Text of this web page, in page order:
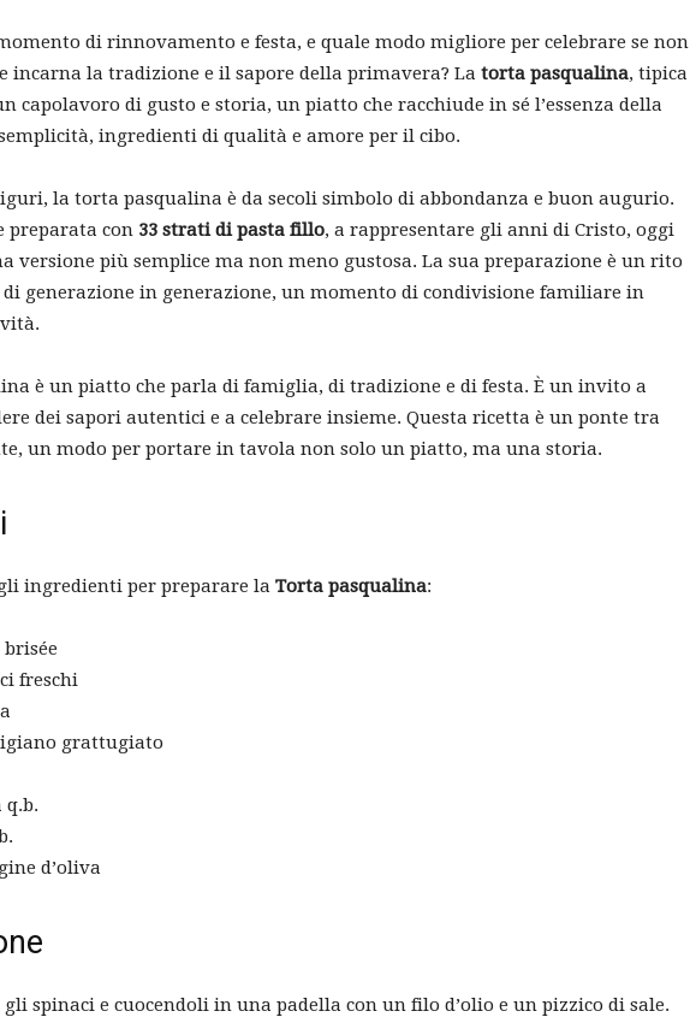
di rinnovamento e festa, e quale modo migliore per celebrare se non
incarna la tradizione e il sapore della primavera? La torta pasqualina, tipica
capolavoro di gusto e storia, un piatto che racchiude in sé l’essenza della
ingredienti di qualità e amore per il cibo.
la torta pasqualina è da secoli simbolo di abbondanza e buon augurio.
preparata con 33 strati di pasta fillo, a rappresentare gli anni di Cristo, oggi
versione più semplice ma non meno gustosa. La sua preparazione è un rito
generazione in generazione, un momento di condivisione familiare in
è un piatto che parla di famiglia, di tradizione e di festa. È un invito a
dei sapori autentici e a celebrare insieme. Questa ricetta è un ponte tra
un modo per portare in tavola non solo un piatto, ma una storia.
ingredienti per preparare la Torta pasqualina:
brisée
freschi
grattugiato
q.b.
d’oliva
spinaci e cuocendoli in una padella con un filo d’olio e un pizzico di sale.